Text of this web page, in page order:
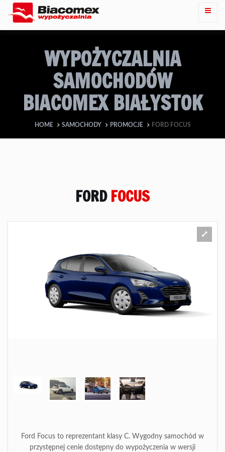
WYPOŻYCZALNIA
SAMOCHODÓW
BIACOMEX BIAŁYSTOK
HOME SAMOCHODY PROMOCJE FORD FOCUS
FORDFOCUS
Ford Focus to reprezentant klasy C. Wygodny samochód w
przystępnej cenie dostępny do wypożyczenia w wersji